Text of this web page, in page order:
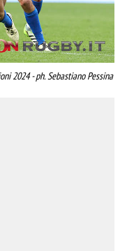
2024 - ph. Sebastiano Pessina